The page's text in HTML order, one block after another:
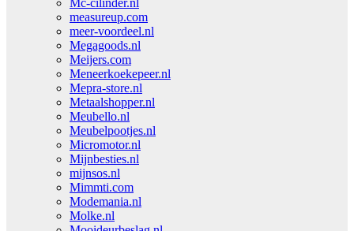
Mc-cilinder.nl
measureup.com
meer-voordeel.nl
Megagoods.nl
Meijers.com
Meneerkoekepeer.nl
Mepra-store.nl
Metaalshopper.nl
Meubello.nl
Meubelpootjes.nl
Micromotor.nl
Mijnbesties.nl
mijnsos.nl
Mimmti.com
Modemania.nl
Molke.nl